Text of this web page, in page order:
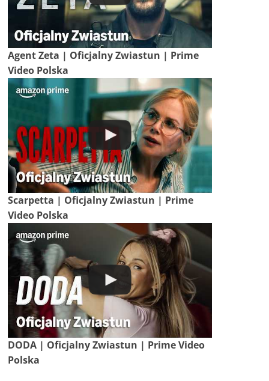
Agent Zeta | Oficjalny Zwiastun | Prime
Video Polska
Scarpetta | Oficjalny Zwiastun | Prime
Video Polska
DODA | Oficjalny Zwiastun | Prime Video
Polska